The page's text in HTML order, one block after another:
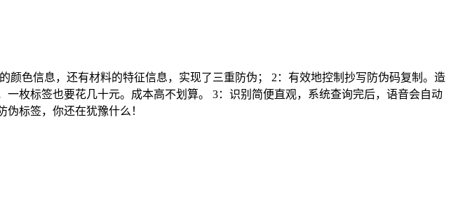
色信息，还有材料的特征信息，实现了三重防伪； 2：有效地控制抄写防伪码复制。造
枚标签也要花几十元。成本高不划算。 3：识别简便直观，系统查询完后，语音会自动
标签，你还在犹豫什么！